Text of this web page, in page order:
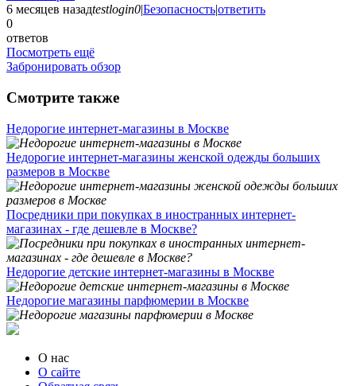
6 месяцев назадtestlogin0|Безопасность|ответить
0
ответов
Посмотреть ещё
Забронировать обзор
Смотрите также
Недорогие интернет-магазины в Москве
Недорогие интернет-магазины женской одежды больших
размеров в Москве
Посредники при покупках в иностранных интернет-
магазинах - где дешевле в Москве?
Недорогие детские интернет-магазины в Москве
Недорогие магазины парфюмерии в Москве
О нас
О сайте